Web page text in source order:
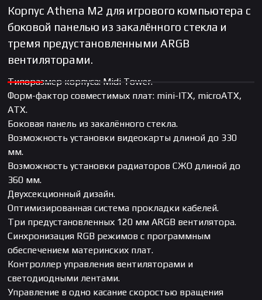
Корпус Athena M2 для игрового компьютера с
боковой панелью из закалённого стекла и
тремя предустановленными ARGB
вентиляторами.
Типоразмер корпуса: Midi Tower.
Форм-фактор совместимых плат: mini-ITX, microATX,
ATX.
Боковая панель из закалённого стекла.
Возможность установки видеокарты длиной до 330
мм.
Возможность установки радиаторов СЖО длиной до
360 мм.
Двухсекционный дизайн.
Оптимизированная система прокладки кабелей.
Три предустановленных 120 мм ARGB вентилятора.
Cинхронизация RGB режимов с программным
обеспечением материнских плат.
Контроллер управления вентиляторами и
светодиодными лентами.
Управление в одно касание скоростью вращения